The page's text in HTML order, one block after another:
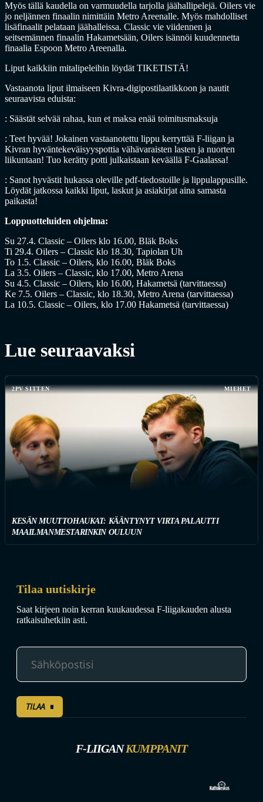
Myös tällä kaudella on varmuudella tarjolla jäähallipelejä. Oilers vie
jo neljännen finaalin nimittäin Metro Areenalle. Myös mahdolliset
lisäfinaalit pelataan jäähalleissa. Classic vie viidennen ja
seitsemännen finaalin Hakametsään, Oilers isännöi kuudennetta
finaalia Espoon Metro Areenalla.
Liput kaikkiin mitalipeleihin löydät TIKETISTÄ!
Vastaanota liput ilmaiseen Kivra-digipostilaatikkoon ja nautit
seuraavista eduista:
: Säästät selvää rahaa, kun et maksa enää toimitusmaksuja
: Teet hyvää! Jokainen vastaanotettu lippu kerryttää F-liigan ja
Kivran hyväntekeväisyyspottia vähävaraisten lasten ja nuorten
liikuntaan! Tuo kerätty potti julkaistaan keväällä F-Gaalassa!
: Sanot hyvästit hukassa oleville pdf-tiedostoille ja lippulappusille.
Löydät jatkossa kaikki liput, laskut ja asiakirjat aina samasta
paikasta!
Loppuotteluiden ohjelma:
Su 27.4. Classic – Oilers klo 16.00, Bläk Boks
Ti 29.4. Oilers – Classic klo 18.30, Tapiolan Uh
To 1.5. Classic – Oilers, klo 16.00, Bläk Boks
La 3.5. Oilers – Classic, klo 17.00, Metro Arena
Su 4.5. Classic – Oilers, klo 16.00, Hakametsä (tarvittaessa)
Ke 7.5. Oilers – Classic, klo 18.30, Metro Arena (tarvittaessa)
La 10.5. Classic – Oilers, klo 17.00 Hakametsä (tarvittaessa)
Lue seuraavaksi
2PV SITTEN MIEHET
KESÄN MUUTTOHAUKAT: KÄÄNTYNYT VIRTA PALAUTTI
MAAILMANMESTARINKIN OULUUN
Tilaa uutiskirje
Saat kirjeen noin kerran kuukaudessa F-liigakauden alusta
ratkaisuhetkiin asti.
TILAA
F-LIIGANKUMPPANIT